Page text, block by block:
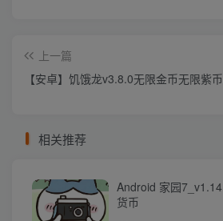
上一篇
【安卓】饥饿龙v3.8.0无限金币无限紫
相关推荐
Android 家园
货币